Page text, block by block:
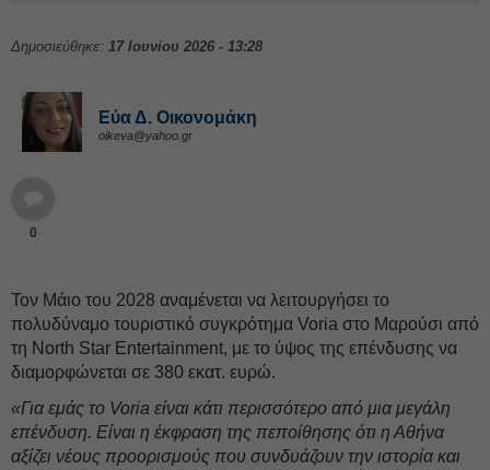
Δημοσιεύθηκε: 17 Ιουνίου 2026 - 13:28
Εύα Δ. Οικονομάκη
oikeva@yahoo.gr
0
Τον Μάιο του 2028 αναμένεται να λειτουργήσει το
πολυδύναμο τουριστικό συγκρότημα Voria στο Μαρούσι από
τη North Star Entertainment, με το ύψος της επένδυσης να
διαμορφώνεται σε 380 εκατ. ευρώ.
«Για εμάς το Voria είναι κάτι περισσότερο από μια μεγάλη
επένδυση. Είναι η έκφραση της πεποίθησης ότι η Αθήνα
αξίζει νέους προορισμούς που συνδυάζουν την ιστορία και